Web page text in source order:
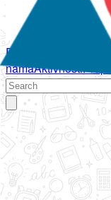
Početna
namaAktivnostiPropisi